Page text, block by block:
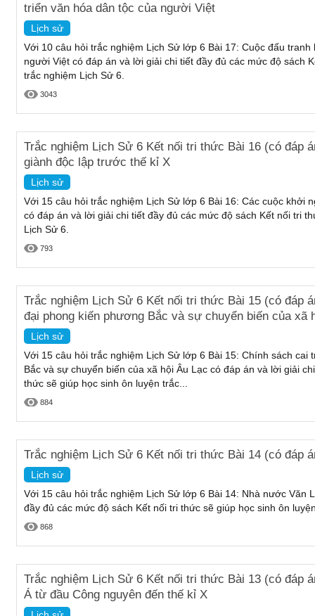
triển văn hóa dân tộc của người Việt
Lịch sử
Với 10 câu hỏi trắc nghiệm Lịch Sử lớp 6 Bài 17: Cuộc đấu
người Việt có đáp án và lời giải chi tiết đầy đủ các mức độ sách
trắc nghiệm Lịch Sử 6.
3043
Trắc nghiệm Lịch Sử 6 Kết nối tri thức Bài 16 (có đáp
giành độc lập trước thế kỉ X
Lịch sử
Với 15 câu hỏi trắc nghiệm Lịch Sử lớp 6 Bài 16: Các cuộc khởi
có đáp án và lời giải chi tiết đầy đủ các mức độ sách Kết nối tri
Lịch Sử 6.
793
Trắc nghiệm Lịch Sử 6 Kết nối tri thức Bài 15 (có đáp
đại phong kiến phương Bắc và sự chuyển biến của xã
Lịch sử
Với 15 câu hỏi trắc nghiệm Lịch Sử lớp 6 Bài 15: Chính sách cai
Bắc và sự chuyển biến của xã hội Âu Lạc có đáp án và lời giải
thức sẽ giúp học sinh ôn luyện trắc...
884
Trắc nghiệm Lịch Sử 6 Kết nối tri thức Bài 14 (có đáp
Lịch sử
Với 15 câu hỏi trắc nghiệm Lịch Sử lớp 6 Bài 14: Nhà nước Văn
đầy đủ các mức độ sách Kết nối tri thức sẽ giúp học sinh ôn
868
Trắc nghiệm Lịch Sử 6 Kết nối tri thức Bài 13 (có đáp
Á từ đầu Công nguyên đến thế kỉ X